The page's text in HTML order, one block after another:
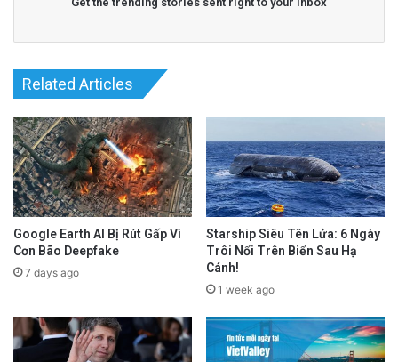
Related Articles
Google Earth AI Bị Rút Gấp Vì
Cơn Bão Deepfake
7 days ago
Starship Siêu Tên Lửa: 6 Ngày
Trôi Nổi Trên Biển Sau Hạ
Cánh!
1 week ago